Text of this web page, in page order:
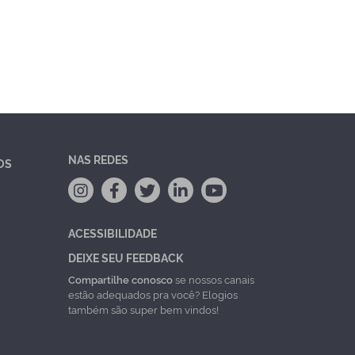
NAS REDES
ACESSIBILIDADE
DEIXE SEU FEEDBACK
Compartilhe conoscose nossos canais
estão adequados pra você? Elogios
também são super bem vindos!